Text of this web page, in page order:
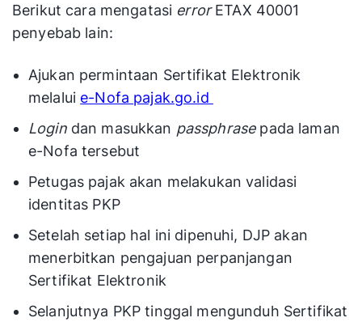
Berikut cara mengatasi errorETAX 40001
penyebab lain:
Ajukan permintaan Sertifikat Elektronik
melalui e-Nofa pajak.go.id
Logindan masukkan passphrasepada laman
e-Nofa tersebut
Petugas pajak akan melakukan validasi
identitas PKP
Setelah setiap hal ini dipenuhi, DJP akan
menerbitkan pengajuan perpanjangan
Sertifikat Elektronik
Selanjutnya PKP tinggal mengunduh Sertifikat